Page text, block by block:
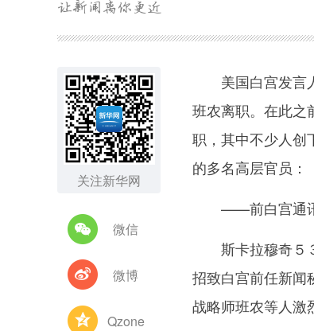
关注新华网
微信
微博
Qzone
美国白宫发言人
班农离职。在此之
职，其中不少人创
的多名高层官员：
——前白宫通讯
斯卡拉穆奇５３
招致白宫前任新闻
战略师班农等人激